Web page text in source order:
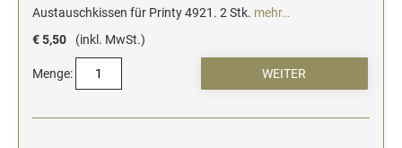
Austauschkissen für Printy 4921. 2 Stk. mehr…
€ 5,50
(inkl. MwSt.)
Menge: